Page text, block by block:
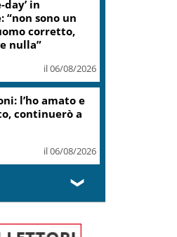
di
Festival
torna la festa
c’è anche il
il 06/08/2026
❯